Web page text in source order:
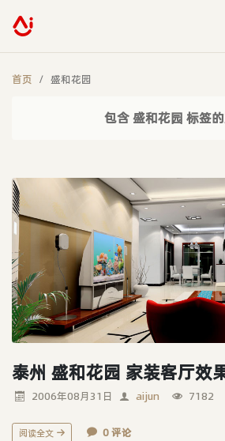
首页 盛和花园
包含 盛和花园 标签
泰州 盛和花园 家装客厅效
2006年08月31日 aijun 7182
阅读全文 0 评论